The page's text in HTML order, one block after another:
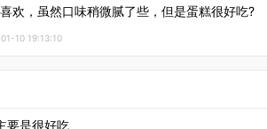
欢，虽然口味稍微腻了些，但是蛋糕很好吃?
10 19:13:10
要是很好吃